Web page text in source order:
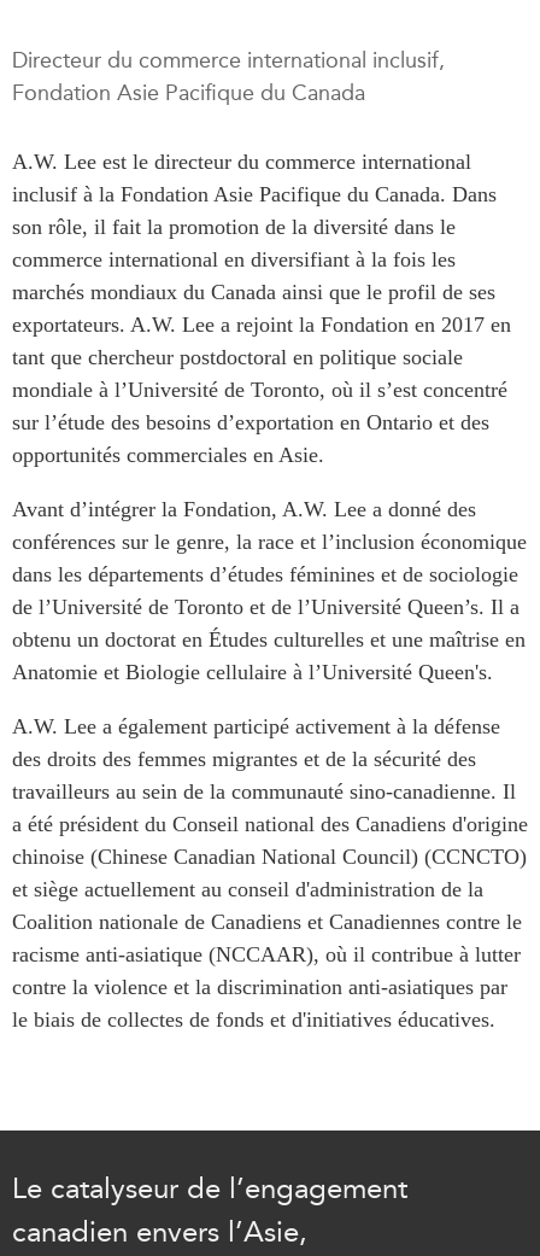
RECHERCHE
Asie du Sud-Est
Asie du Nord
Asie du Sud
Auteurs
PROGRAMMES
Dialogues et tables rondes
Centre sur les minéraux
critiques du Canada et de
l’Indo-Pacifique
Enjeux émergents
En éducation
Missions commerciales
Canada pour la croissance
des entreprises
i-LEAD
RÉSEAUX
CanWIN
recherche
APEC
Partenaires institutionnels
Nos Experts
PUBLICATIONS
Observatoire Asie
Perspectives
Dépêches
Rapports et notes de
synthèse
Réflexions stratégiques
Explications
Études de cas
Pleins feux
NOTRE RÉSEAU DE
SITES WEB
Pacifique
Investment Monitor
Projet APEC-Canada pour
l’expansion du partenariat
des entreprises
Conférence Canada-en-
CPTPP Portal
Directeur du commerce international inclusif,
Fondation Asie Pacifique du Canada
A.W. Lee est le directeur du commerce international
inclusif à la Fondation Asie Pacifique du Canada. Dans
son rôle, il fait la promotion de la diversité dans le
commerce international en diversifiant à la fois les
marchés mondiaux du Canada ainsi que le profil de ses
exportateurs. A.W. Lee a rejoint la Fondation en 2017 en
tant que chercheur postdoctoral en politique sociale
mondiale à l’Université de Toronto, où il s’est concentré
sur l’étude des besoins d’exportation en Ontario et des
opportunités commerciales en Asie.
Avant d’intégrer la Fondation, A.W. Lee a donné des
conférences sur le genre, la race et l’inclusion économique
dans les départements d’études féminines et de sociologie
de l’Université de Toronto et de l’Université Queen’s. Il a
obtenu un doctorat en Études culturelles et une maîtrise en
Anatomie et Biologie cellulaire à l’Université Queen's.
A.W. Lee a également participé activement à la défense
des droits des femmes migrantes et de la sécurité des
travailleurs au sein de la communauté sino-canadienne. Il
a été président du Conseil national des Canadiens d'origine
chinoise (Chinese Canadian National Council) (CCNCTO)
et siège actuellement au conseil d'administration de la
Coalition nationale de Canadiens et Canadiennes contre le
racisme anti-asiatique (NCCAAR), où il contribue à lutter
contre la violence et la discrimination anti-asiatiques par
le biais de collectes de fonds et d'initiatives éducatives.
Le catalyseur de l’engagement
canadien envers l’Asie,